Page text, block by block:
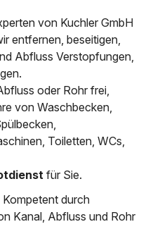
von Kuchler GmbH
entfernen, beseitigen,
Abfluss Verstopfungen,
oder Rohr frei,
von Waschbecken,
Toiletten, WCs,
für Sie.
durch
Kanal, Abfluss und Rohr